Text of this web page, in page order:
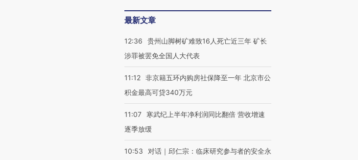
最新文章
12:36
贵州山脚树矿难致16人死亡近三年 矿长
涉罪被罢免全国人大代表
11:12 非京籍五环内购房社保降至一年 北京市公
积金最高可贷340万元
11:07
寒武纪上半年净利润同比翻倍 营收增速
逐季放缓
10:53
对话｜邱仁宗：临床研究参与者的安全永